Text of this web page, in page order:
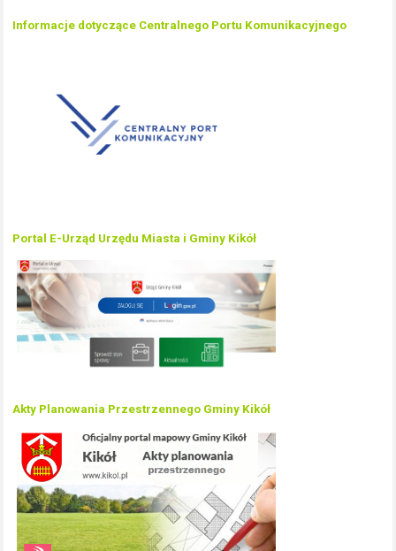
Informacje dotyczące Centralnego Portu Komunikacyjnego
Portal E-Urząd Urzędu Miasta i Gminy Kikół
Akty Planowania Przestrzennego Gminy Kikół